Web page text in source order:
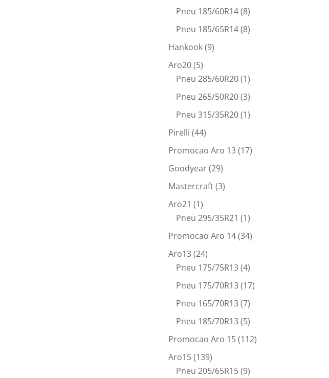
Pneu 185/60R14(8)
Pneu 185/65R14(8)
Hankook(9)
Aro20(5)
Pneu 285/60R20(1)
Pneu 265/50R20(3)
Pneu 315/35R20(1)
Pirelli (44)
Promocao Aro 13(17)
Goodyear(29)
Mastercraft(3)
Aro21 (1)
Pneu 295/35R21 (1)
Promocao Aro 14(34)
Aro13(24)
Pneu 175/75R13(4)
Pneu 175/70R13(17)
Pneu 165/70R13(7)
Pneu 185/70R13(5)
Promocao Aro 15(112)
Aro15(139)
Pneu 205/65R15(9)